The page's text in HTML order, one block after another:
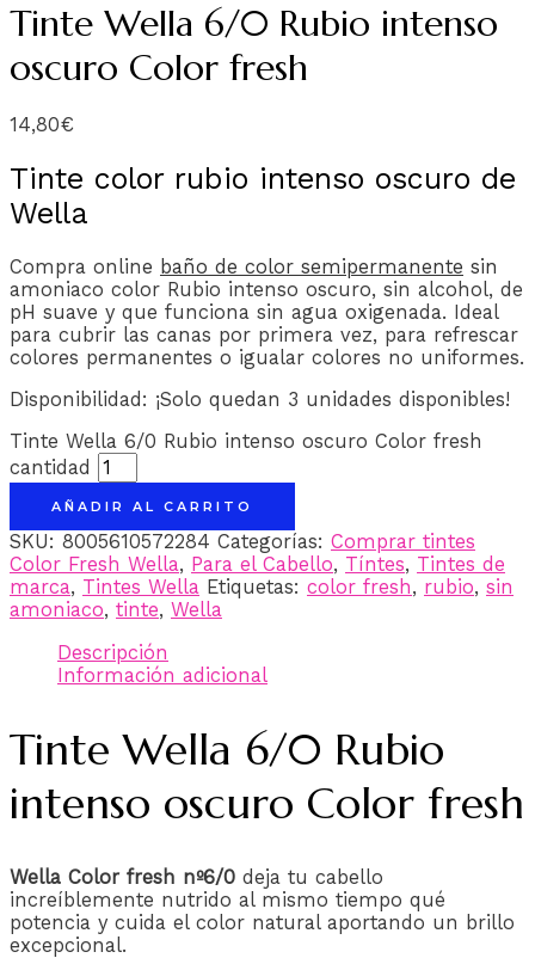
Tinte Wella 6/0 Rubio intenso
oscuro Color fresh
14,80€
Tinte color rubio intenso oscuro de
Wella
Compra online baño de color semipermanente sin
amoniaco color Rubio intenso oscuro, sin alcohol, de
pH suave y que funciona sin agua oxigenada. Ideal
para cubrir las canas por primera vez, para refrescar
colores permanentes o igualar colores no uniformes.
Disponibilidad: ¡Solo quedan 3 unidades disponibles!
Tinte Wella 6/0 Rubio intenso oscuro Color fresh
cantidad
AÑADIR AL CARRITO
SKU: 8005610572284 Categorías: Comprar tintes
Color Fresh Wella, Para el Cabello, Tíntes, Tintes de
marca, Tintes Wella Etiquetas: color fresh, rubio, sin
amoniaco, tinte, Wella
Descripción
Información adicional
Tinte Wella 6/0 Rubio
intenso oscuro Color fresh
Wella Color fresh nº6/0 deja tu cabello
increíblemente nutrido al mismo tiempo qué
potencia y cuida el color natural aportando un brillo
excepcional.